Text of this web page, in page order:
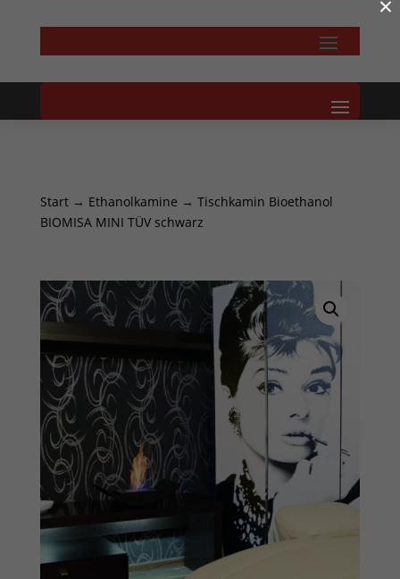
Start→ Ethanolkamine → Tischkamin Bioethanol
BIOMISA MINI TÜV schwarz